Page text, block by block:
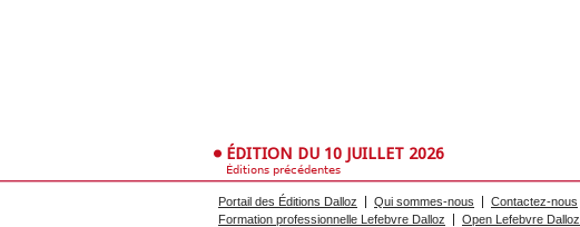
ÉDITION DU 10 JUILLET 2026
Éditions précédentes
Portail des Éditions Dalloz Qui sommes-nous Contactez-nous
Formation professionnelle Lefebvre Dalloz
Open Lefebvre Dalloz